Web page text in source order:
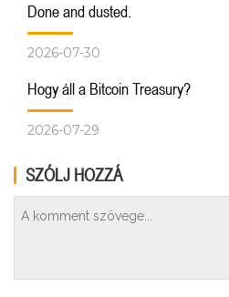
Done and dusted.
2026-07-30
Hogy áll a Bitcoin Treasury?
2026-07-29
SZÓLJ HOZZÁ